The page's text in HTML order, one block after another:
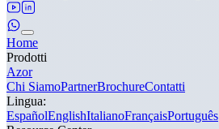
Home
Prodotti
Azor
Chi SiamoPartnerBrochureContatti
Lingua:
EspañolEnglishItalianoFrançaisPortuguês